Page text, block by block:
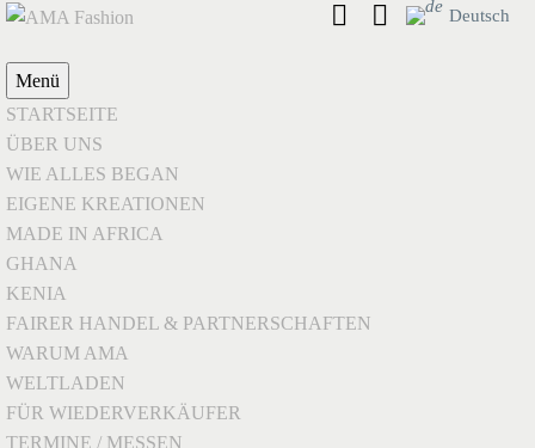
Deutsch
Menü
STARTSEITE
ÜBER UNS
WIE ALLES BEGAN
EIGENE KREATIONEN
MADE IN AFRICA
GHANA
KENIA
FAIRER HANDEL & PARTNERSCHAFTEN
WARUM AMA
WELTLADEN
FÜR WIEDERVERKÄUFER
TERMINE / MESSEN